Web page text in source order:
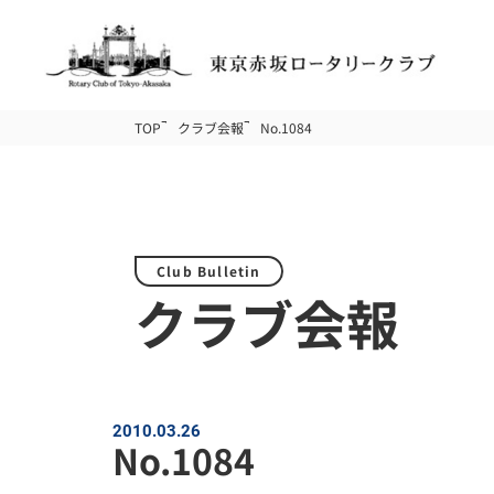
TOP クラブ会報 No.1084
Club Bulletin
クラブ会報
2010.03.26
No.1084